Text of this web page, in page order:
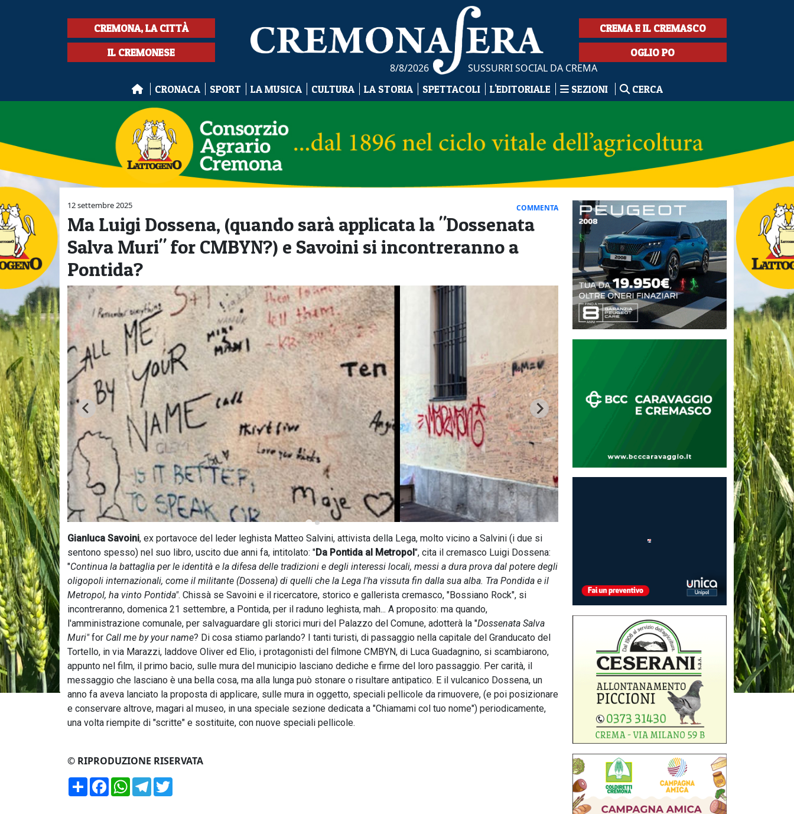
CREMONA, LA CITTÀ
IL CREMONESE
8/8/2026 SUSSURRI SOCIAL DA CREMA
CREMA E IL CREMASCO
OGLIO PO
CRONACA SPORT LA MUSICA CULTURA LA STORIA SPETTACOLI L'EDITORIALE SEZIONI CERCA
12 settembre 2025 COMMENTA
Ma Luigi Dossena, (quando sarà applicata la "Dossenata
Salva Muri" for CMBYN?) e Savoini si incontreranno a
Pontida?
Gianluca Savoini, ex portavoce del leder leghista Matteo Salvini, attivista della Lega, molto vicino a Salvini (i due si
sentono spesso) nel suo libro, uscito due anni fa, intitolato: "Da Pontida al Metropol", cita il cremasco Luigi Dossena:
"Continua la battaglia per le identità e la difesa delle tradizioni e degli interessi locali, messi a dura prova dal potere degli
oligopoli internazionali, come il militante (Dossena) di quelli che la Lega l'ha vissuta fin dalla sua alba. Tra Pondida e il
Metropol, ha vinto Pontida". Chissà se Savoini e il ricercatore, storico e gallerista cremasco, "Bossiano Rock", si
incontreranno, domenica 21 settembre, a Pontida, per il raduno leghista, mah... A proposito: ma quando,
l'amministrazione comunale, per salvaguardare gli storici muri del Palazzo del Comune, adotterà la "Dossenata Salva
Muri"for Call me by your name? Di cosa stiamo parlando? I tanti turisti, di passaggio nella capitale del Granducato del
Tortello, in via Marazzi, laddove Oliver ed Elio, i protagonisti del filmone CMBYN, di Luca Guadagnino, si scambiarono,
appunto nel film, il primo bacio, sulle mura del municipio lasciano dediche e firme del loro passaggio. Per carità, il
messaggio che lasciano è una bella cosa, ma alla lunga può stonare o risultare antipatico. E il vulcanico Dossena, un
anno fa aveva lanciato la proposta di applicare, sulle mura in oggetto, speciali pellicole da rimuovere, (e poi posizionare
e conservare altrove, magari al museo, in una speciale sezione dedicata a "Chiamami col tuo nome") periodicamente,
una volta riempite di "scritte" e sostituite, con nuove speciali pellicole.
© RIPRODUZIONE RISERVATA
CondividiFacebookWhatsApp
Telegram